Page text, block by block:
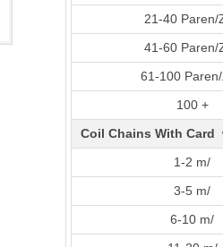
21-40 Paren/
41-60 Paren/
61-100
100 +
Coil Chains With
1-2 m/
3-5 m/
6-10 m/